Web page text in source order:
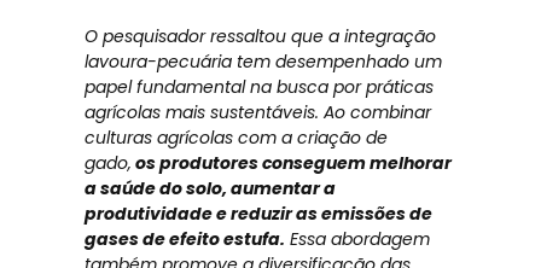
O pesquisador ressaltou que a integração
lavoura-pecuária tem desempenhado um
papel fundamental na busca por práticas
agrícolas mais sustentáveis. Ao combinar
culturas agrícolas com a criação de
gado, os produtores conseguem melhorar
a saúde do solo, aumentar a
produtividade e reduzir as emissões de
gases de efeito estufa. Essa abordagem